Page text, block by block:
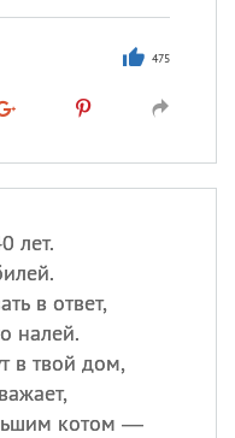
475
лет.
в ответ,
налей.
в твой дом,
котом —